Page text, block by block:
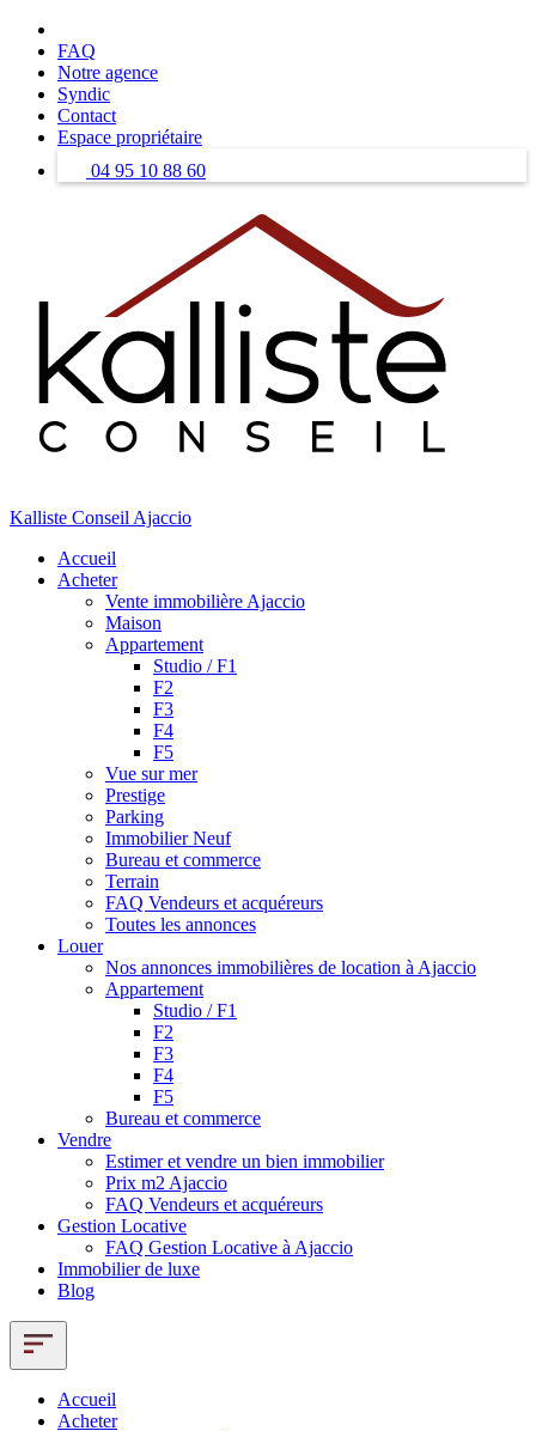
Skip
content
FAQ
Notre agence
Syndic
Contact
Espace propriétaire
04 95 10 88 60
Kalliste Conseil Ajaccio
Accueil
Acheter
Vente immobilière Ajaccio
Maison
Appartement
Studio / F1
F2
F3
F4
F5
Vue sur mer
Prestige
Parking
Immobilier Neuf
Bureau et commerce
Terrain
FAQ Vendeurs et acquéreurs
Toutes les annonces
Louer
Nos annonces immobilières de location à Ajaccio
Appartement
Studio / F1
F2
F3
F4
F5
Bureau et commerce
Vendre
Estimer et vendre un bien immobilier
Prix m2 Ajaccio
FAQ Vendeurs et acquéreurs
Gestion Locative
FAQ Gestion Locative à Ajaccio
Immobilier de luxe
Blog
Accueil
Acheter